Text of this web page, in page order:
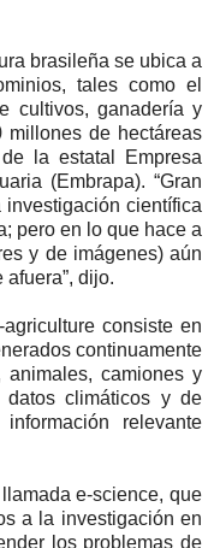
brasileña se ubica a
tales como el
cultivos, ganadería y
millones de hectáreas
la estatal Empresa
(Embrapa). “Gran
científica
pero en lo que hace a
y de imágenes) aún
dijo.
consiste en
continuamente
animales, camiones y
datos climáticos y de
relevante
e-science, que
a la investigación en
los problemas de